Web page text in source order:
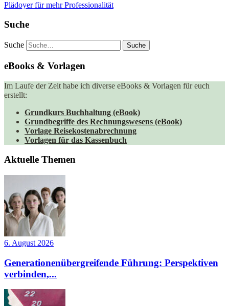
Plädoyer für mehr Professionalität
Suche
Suche
eBooks & Vorlagen
Im Laufe der Zeit habe ich diverse eBooks & Vorlagen für euch
erstellt:
Grundkurs Buchhaltung (eBook)
Grundbegriffe des Rechnungswesens (eBook)
Vorlage Reisekostenabrechnung
Vorlagen für das Kassenbuch
Aktuelle Themen
6. August 2026
Generationenübergreifende Führung: Perspektiven
verbinden,...